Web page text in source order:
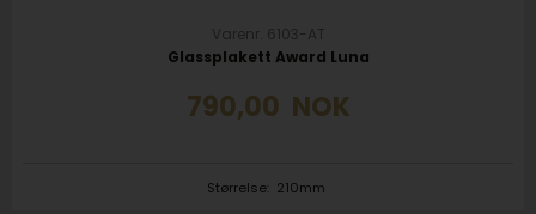
Varenr. 6103-AT
Glassplakett Award Luna
790,00 NOK
Størrelse: 210mm